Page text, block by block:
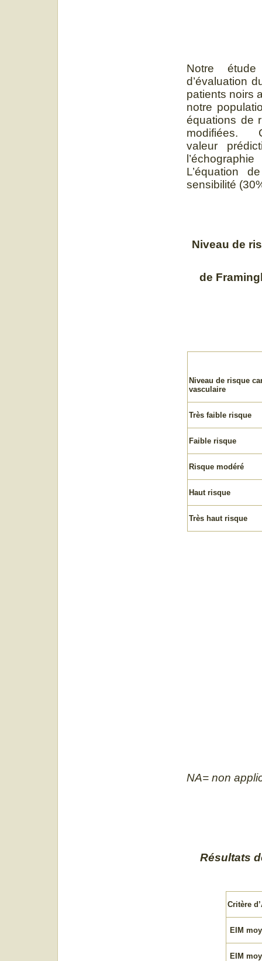
Notre
patients noirs
notre
équations de
modifiées.
valeur
L’équation
sensibilité
Niveau de
de
Niveau de risque
vasculaire
Très faible risque
Faible risque
Risque modéré
Haut risque
Très haut risque
NA= non
Résultats
Critère
EIM
EIM